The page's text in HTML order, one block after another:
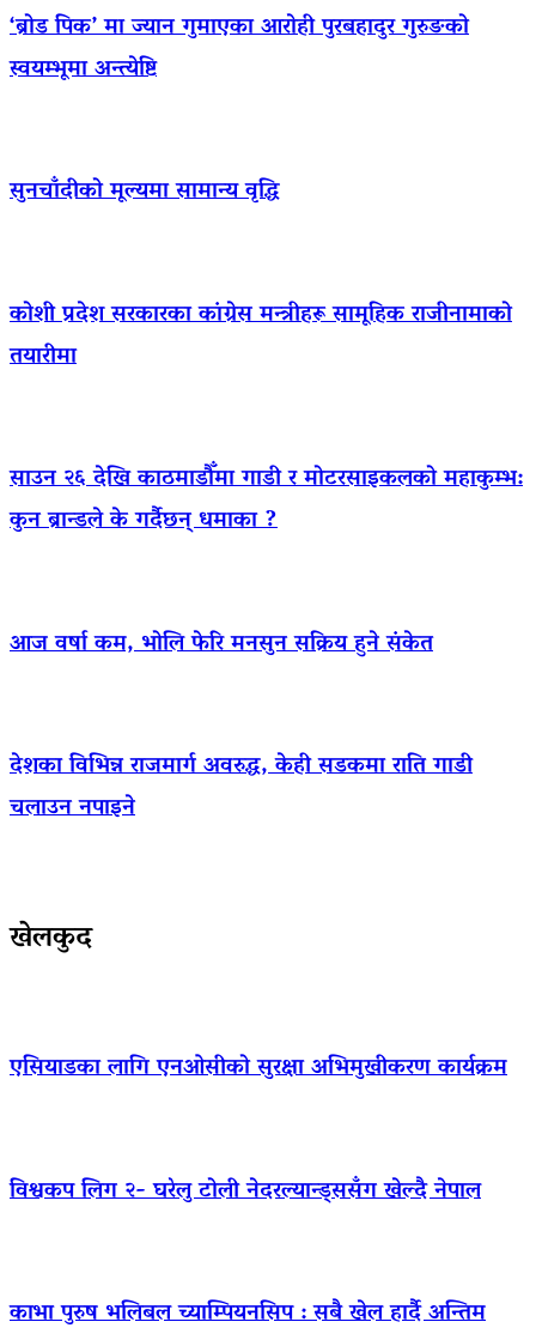
‘ब्रोड पिक’ मा ज्यान गुमाएका आराेही पुरबहादुर गुरुङको
स्वयम्भूमा अन्त्येष्टि
सुनचाँदीको मूल्यमा सामान्य वृद्धि
कोशी प्रदेश सरकारका कांग्रेस मन्त्रीहरू सामूहिक राजीनामाको
तयारीमा
साउन २६ देखि काठमाडौँमा गाडी र मोटरसाइकलको महाकुम्भ:
कुन ब्रान्डले के गर्दैछन् धमाका ?
आज वर्षा कम, भोलि फेरि मनसुन सक्रिय हुने संकेत
देशका विभिन्न राजमार्ग अवरुद्ध, केही सडकमा राति गाडी
चलाउन नपाइने
खेलकुद
एसियाडका लागि एनओसीको सुरक्षा अभिमुखीकरण कार्यक्रम
विश्वकप लिग २- घरेलु टोली नेदरल्यान्ड्ससँग खेल्दै नेपाल
काभा पुरुष भलिबल च्याम्पियनसिप : सबै खेल हार्दै अन्तिम